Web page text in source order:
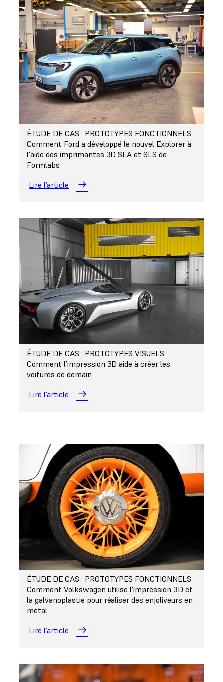
ÉTUDE DE CAS : PROTOTYPES FONCTIONNELS
Comment Ford a développé le nouvel Explorer à
l'aide des imprimantes 3D SLA et SLS de
Formlabs
Lire l’article
ÉTUDE DE CAS : PROTOTYPES VISUELS
Comment l’impression 3D aide à créer les
voitures de demain
Lire l’article
ÉTUDE DE CAS : PROTOTYPES FONCTIONNELS
Comment Volkswagen utilise l'impression 3D et
la galvanoplastie pour réaliser des enjoliveurs en
métal
Lire l’article